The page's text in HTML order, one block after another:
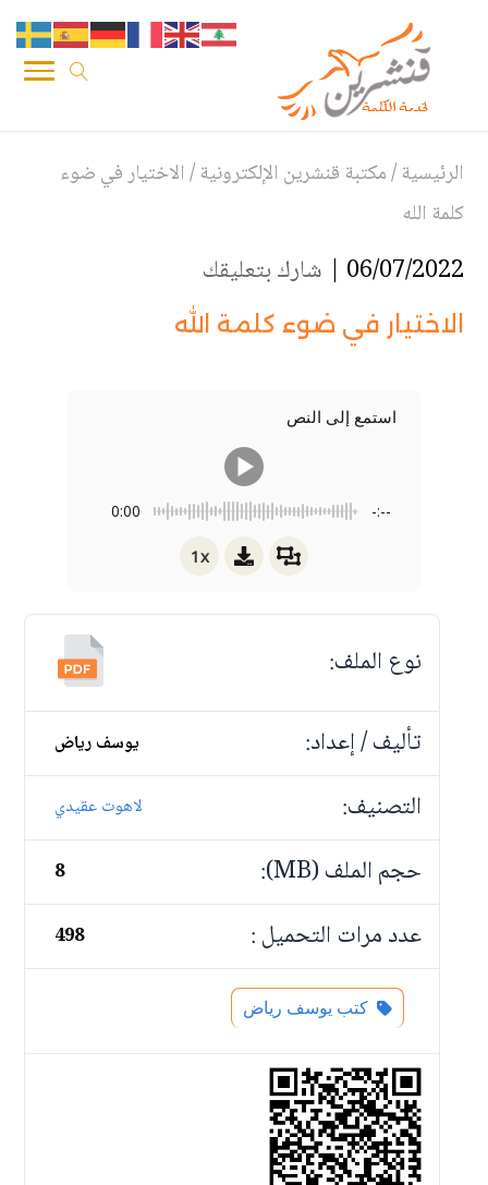
الرئيسية/مكتبة قنشرين الإلكترونية/الاختيار في ضوء
كلمة الله
06/07/2022 | شارك بتعليقك
الاختيار في ضوء كلمة الله
استمع إلى النص
0:00 -:--
1x
نوع الملف:
تأليف / إعداد:
يوسف رياض
التصنيف: لاهوت عقيدي
حجم الملف (MB): 8
عدد مرات التحميل : 498
كتب يوسف رياض